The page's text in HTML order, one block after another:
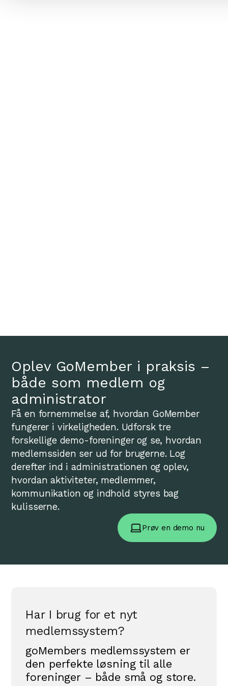
Oplev GoMember i praksis –
både som medlem og
administrator
Få en fornemmelse af, hvordan GoMember
fungerer i virkeligheden. Udforsk tre
forskellige demo-foreninger og se, hvordan
medlemssiden ser ud for brugerne. Log
derefter ind i administrationen og oplev,
hvordan aktiviteter, medlemmer,
kommunikation og indhold styres bag
kulisserne.
Prøv en demo nu
Har I brug for et nyt
medlemssystem?
goMembers medlemssystem er
den perfekte løsning til alle
foreninger – både små og store.